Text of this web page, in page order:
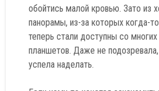
обойтись малой кровью. Зато из
панорамы, из-за которых когда-
теперь стали доступны со
планшетов. Даже не
успела наделать.